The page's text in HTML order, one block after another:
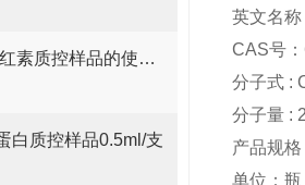
亿迅生物 直接胆红素质控样品的使用方法
白质控样品0.5ml/支
英文名
CAS号
分子式 :
分子量 :
产品规
单位：瓶